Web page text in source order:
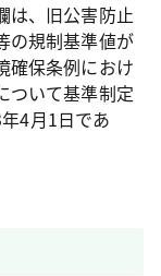
は、旧公害防止
の規制基準値が
確保条例におけ
ついて基準制定
4月1日であ